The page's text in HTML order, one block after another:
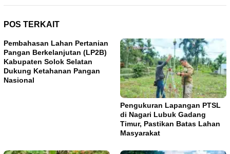
POS TERKAIT
Pembahasan Lahan Pertanian
Pangan Berkelanjutan (LP2B)
Kabupaten Solok Selatan
Dukung Ketahanan Pangan
Nasional
Pengukuran Lapangan PTSL
di Nagari Lubuk Gadang
Timur, Pastikan Batas Lahan
Masyarakat